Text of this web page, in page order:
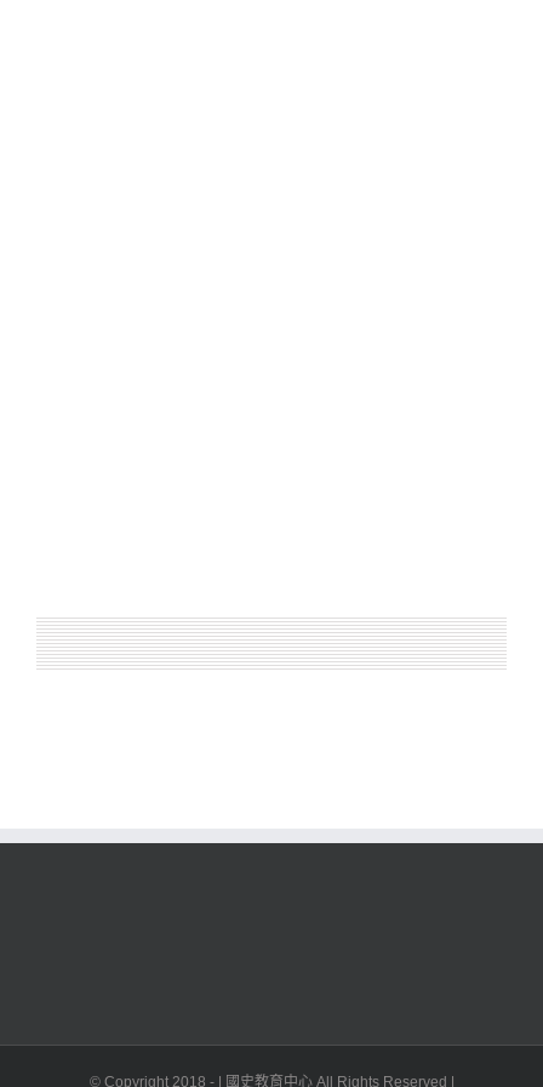
© Copyright 2018 - | 國史教育中心 All Rights Reserved |